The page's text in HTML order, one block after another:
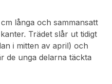
långa och sammansatt
Trädet slår ut tidigt
i mitten av april) och
de unga delarna täckta